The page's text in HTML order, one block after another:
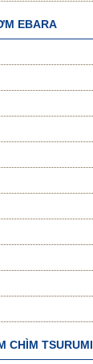
EBARA
CHÌM TSURUMI